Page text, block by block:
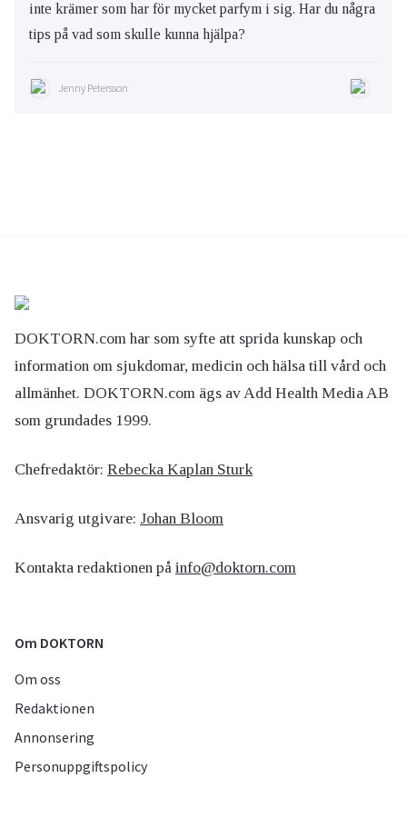
inte krämer som har för mycket parfym i sig. Har du några
tips på vad som skulle kunna hjälpa?
Jenny Petersson
DOKTORN.com har som syfte att sprida kunskap och
information om sjukdomar, medicin och hälsa till vård och
allmänhet. DOKTORN.com ägs av Add Health Media AB
som grundades 1999.
Chefredaktör: Rebecka Kaplan Sturk
Ansvarig utgivare: Johan Bloom
Kontakta redaktionen på info@doktorn.com
Om DOKTORN
Om oss
Redaktionen
Annonsering
Personuppgiftspolicy